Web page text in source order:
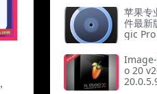
苹果专
件最新
gic
o 20